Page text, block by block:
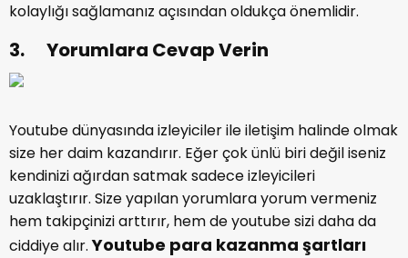
kolaylığı sağlamanız açısından oldukça önemlidir.
3. Yorumlara Cevap Verin
Youtube dünyasında izleyiciler ile iletişim halinde olmak
size her daim kazandırır. Eğer çok ünlü biri değil iseniz
kendinizi ağırdan satmak sadece izleyicileri
uzaklaştırır. Size yapılan yorumlara yorum vermeniz
hem takipçinizi arttırır, hem de youtube sizi daha da
ciddiye alır.Youtube para kazanma şartları